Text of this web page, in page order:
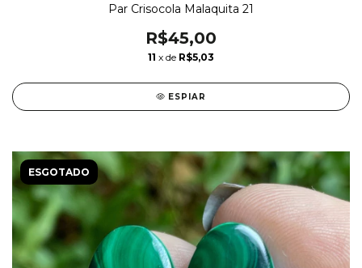
Par Crisocola Malaquita 21
R$45,00
11 x de R$5,03
ESPIAR
ESGOTADO